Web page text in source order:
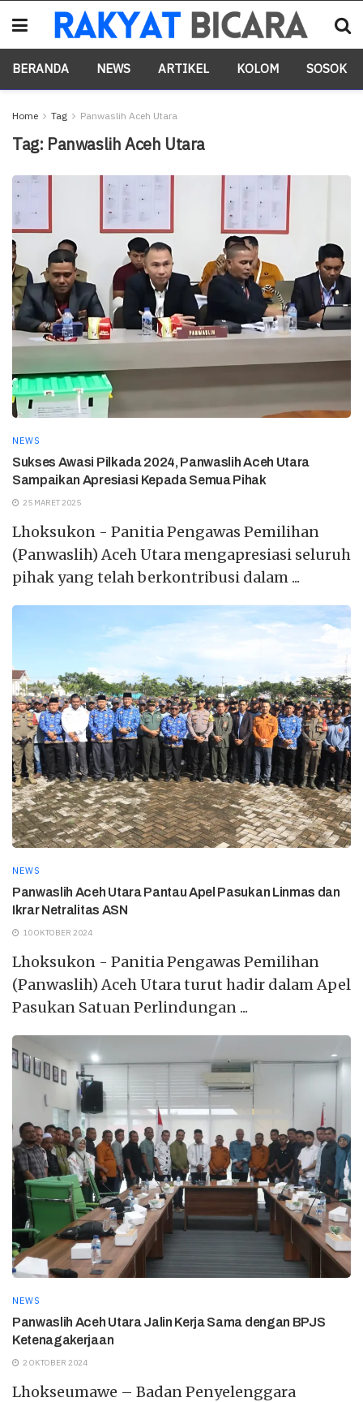
BERANDA NEWS ARTIKEL KOLOM SOSOK
Home Tag Panwaslih Aceh Utara
Tag: Panwaslih Aceh Utara
NEWS
Sukses Awasi Pilkada 2024, Panwaslih Aceh Utara
Sampaikan Apresiasi Kepada Semua Pihak
25 MARET 2025
Lhoksukon - Panitia Pengawas Pemilihan
(Panwaslih) Aceh Utara mengapresiasi seluruh
pihak yang telah berkontribusi dalam ...
NEWS
Panwaslih Aceh Utara Pantau Apel Pasukan Linmas dan
Ikrar Netralitas ASN
10 OKTOBER 2024
Lhoksukon - Panitia Pengawas Pemilihan
(Panwaslih) Aceh Utara turut hadir dalam Apel
Pasukan Satuan Perlindungan ...
NEWS
Panwaslih Aceh Utara Jalin Kerja Sama dengan BPJS
Ketenagakerjaan
2 OKTOBER 2024
Lhokseumawe – Badan Penyelenggara